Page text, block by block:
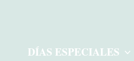
DÍAS ESPECIALES